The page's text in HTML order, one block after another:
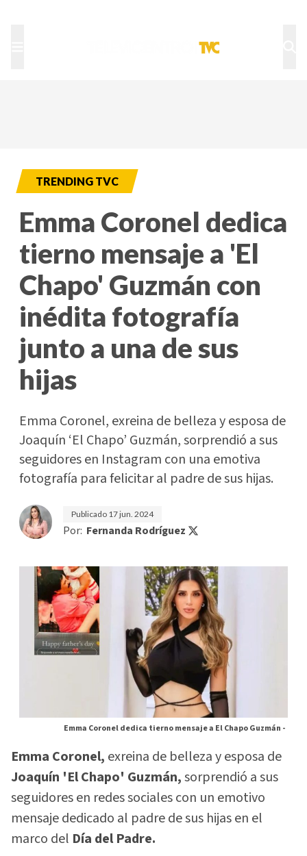
TRENDING TVC
Emma Coronel dedica
tierno mensaje a 'El
Chapo' Guzmán con
inédita fotografía
junto a una de sus
hijas
Emma Coronel, exreina de belleza y esposa de
Joaquín ‘El Chapo’ Guzmán, sorprendió a sus
seguidores en Instagram con una emotiva
fotografía para felicitar al padre de sus hijas.
Publicado 17 jun. 2024
Por: Fernanda Rodríguez
Emma Coronel dedica tierno mensaje a El Chapo Guzmán -
Emma Coronel, exreina de belleza y esposa de
Joaquín 'El Chapo' Guzmán,sorprendió a sus
seguidores en redes sociales con un emotivo
mensaje dedicado al padre de sus hijas en el
marco del Día del Padre.